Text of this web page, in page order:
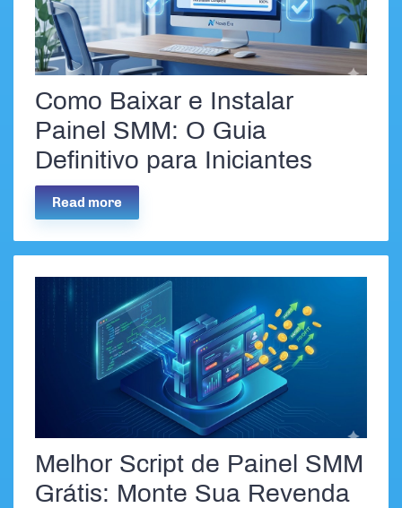
Como Baixar e Instalar
Painel SMM: O Guia
Definitivo para Iniciantes
Read more
Melhor Script de Painel SMM
Grátis: Monte Sua Revenda